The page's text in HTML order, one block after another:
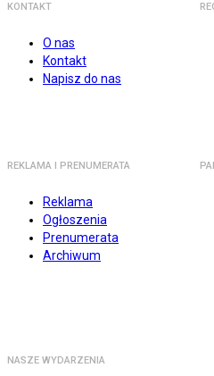
KONTAKT
O nas
Kontakt
Napisz do nas
REKLAMA I PRENUMERATA
Reklama
Ogłoszenia
Prenumerata
Archiwum
NASZE WYDARZENIA